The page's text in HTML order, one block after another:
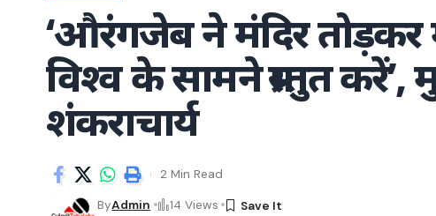
‘औरंगजेब ने मंदिर तोड़कर
विश्व के सामने प्रस्तुत
शंकराचार्य
ByAdmin 14 Views
2 Min Read